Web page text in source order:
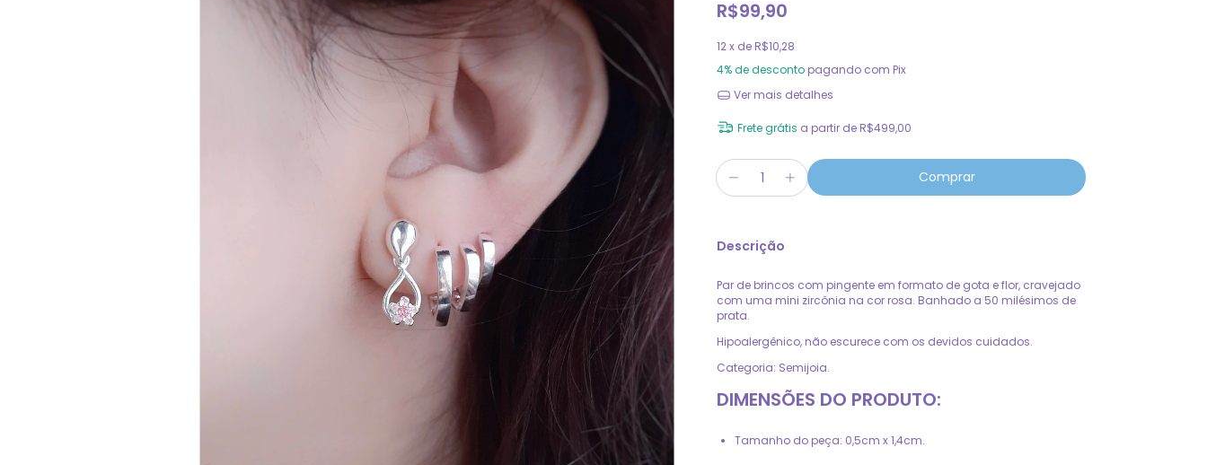
R$99,90
12x de R$10,28
4% de desconto pagando com Pix
Ver mais detalhes
Frete grátis a partir de R$499,00
Descrição
Par de brincos com pingente em formato de gota e flor, cravejado
com uma mini zircônia na cor rosa. Banhado a 50 milésimos de
prata.
Hipoalergênico, não escurece com os devidos cuidados.
Categoria: Semijoia.
DIMENSÕES DO PRODUTO:
Tamanho do peça: 0,5cm x 1,4cm.